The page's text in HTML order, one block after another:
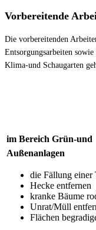
Vorbereitende
Die vorbereitenden
Entsorgungsarbeiten
Klima-und Schaugarten
im Bereich Grün-und
Außenanlagen
die Fällung einer
Hecke entfernen
kranke Bäume
Unrat/Müll
Flächen